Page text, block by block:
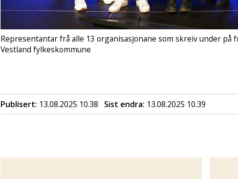
Representantar frå alle 13 organisasjonane som skreiv under
Vestland fylkeskommune
Publisert 13.08.2025 10.38 Sist endra 13.08.2025 10.39